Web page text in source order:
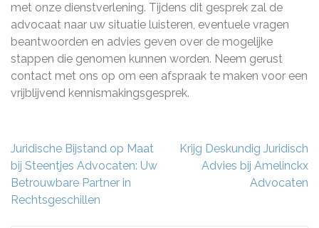
met onze dienstverlening. Tijdens dit gesprek zal de
advocaat naar uw situatie luisteren, eventuele vragen
beantwoorden en advies geven over de mogelijke
stappen die genomen kunnen worden. Neem gerust
contact met ons op om een afspraak te maken voor een
vrijblijvend kennismakingsgesprek.
Berichtnavigatie
Juridische Bijstand op Maat
bij Steentjes Advocaten: Uw
Betrouwbare Partner in
Rechtsgeschillen
Krijg Deskundig Juridisch
Advies bij Amelinckx
Advocaten